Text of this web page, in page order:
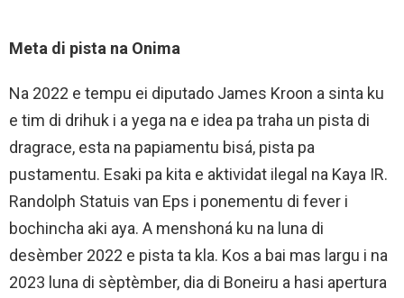
Meta di pista na Onima
Na 2022 e tempu ei diputado James Kroon a sinta ku
e tim di drihuk i a yega na e idea pa traha un pista di
dragrace, esta na papiamentu bisá, pista pa
pustamentu. Esaki pa kita e aktividat ilegal na Kaya IR.
Randolph Statuis van Eps i ponementu di fever i
bochincha aki aya. A menshoná ku na luna di
desèmber 2022 e pista ta kla. Kos a bai mas largu i na
2023 luna di sèptèmber, dia di Boneiru a hasi apertura